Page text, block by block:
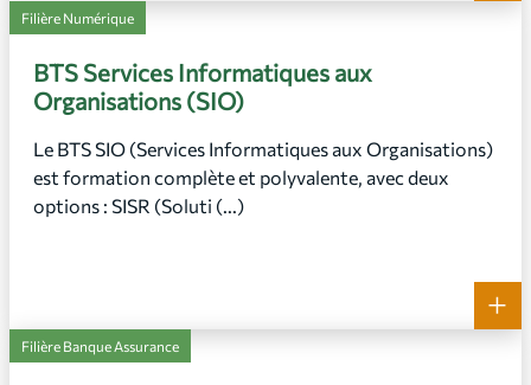
Filière Numérique
BTS Services Informatiques aux
Organisations (SIO)
Le BTS SIO (Services Informatiques aux Organisations)
est formation complète et polyvalente, avec deux
options : SISR (Soluti (...)
+
Filière Banque Assurance